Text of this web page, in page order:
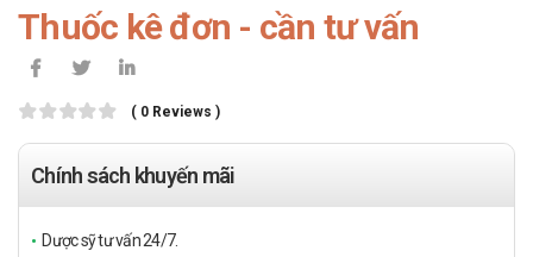
Thuốc kê đơn - cần tư vấn
( 0 Reviews )
Chính sách khuyến mãi
Dược sỹ tư vấn 24/7.